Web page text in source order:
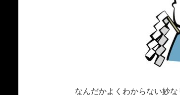
なんだかよくわからない妙